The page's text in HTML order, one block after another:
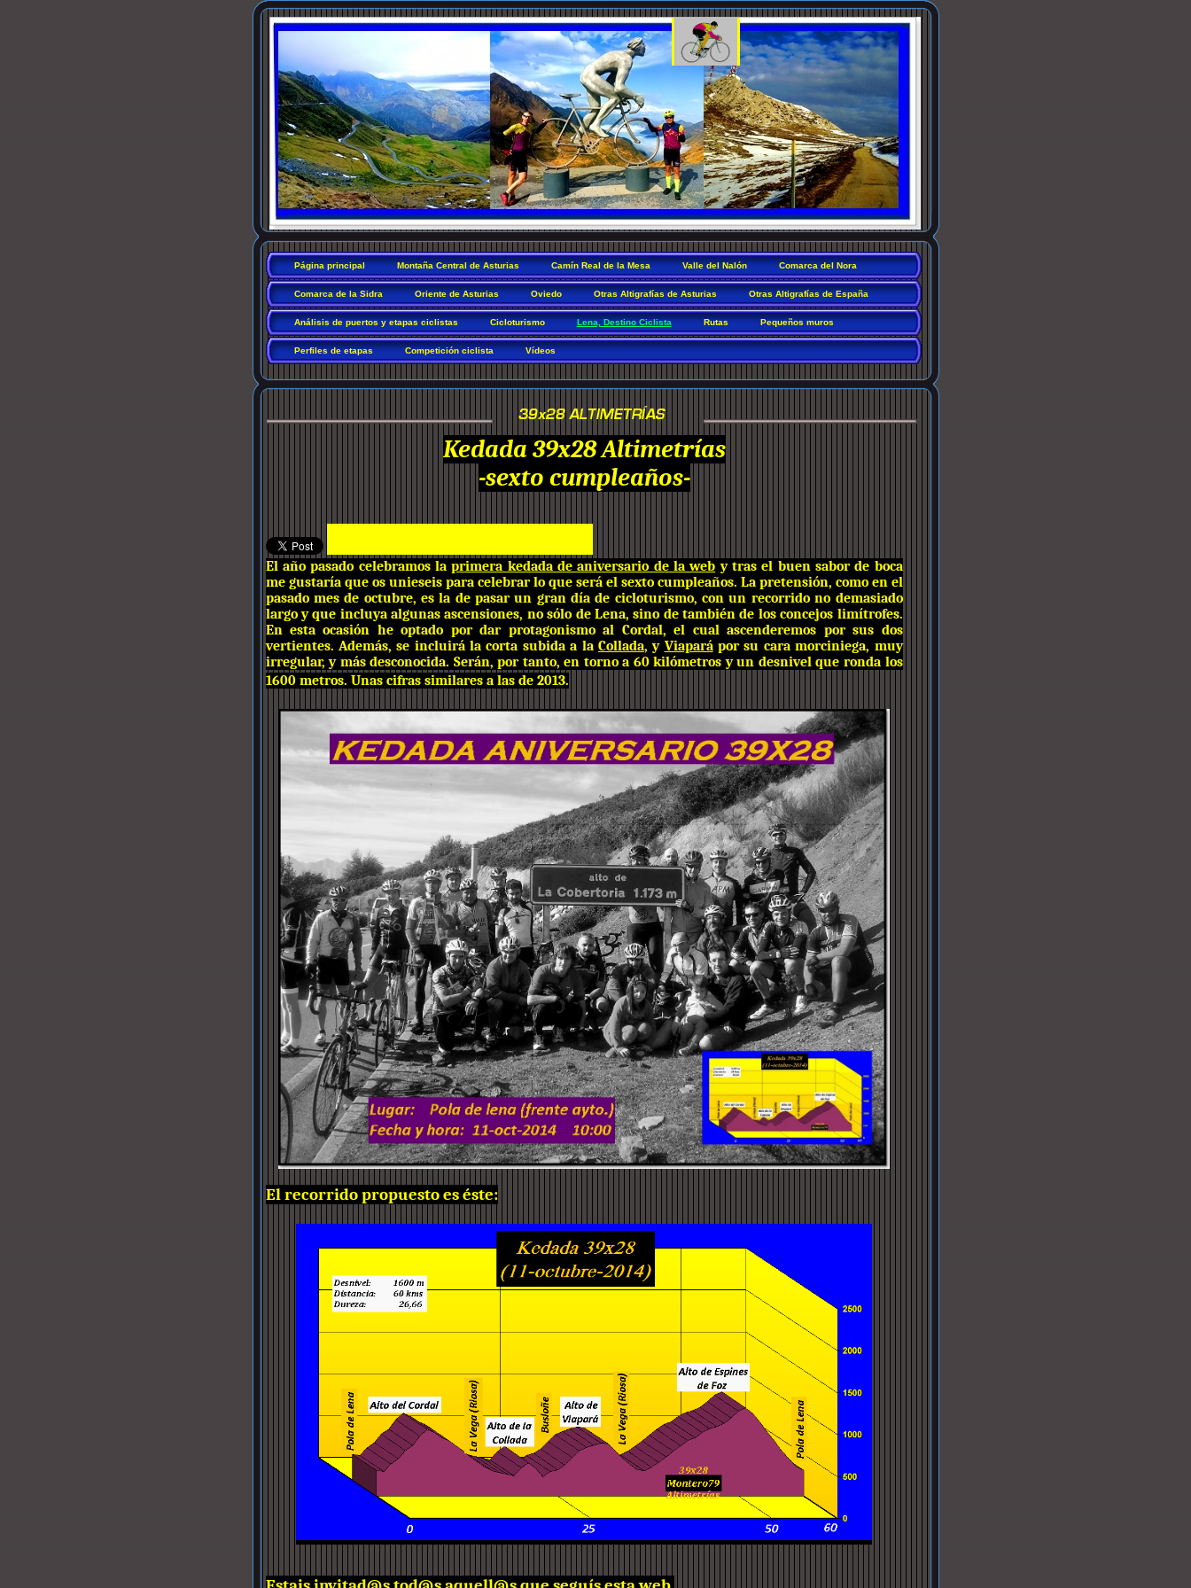
Página principal Montaña Central de Asturias Camín Real de la Mesa Valle del Nalón Comarca del Nora
Comarca de la Sidra Oriente de Asturias Oviedo Otras Altigrafías de Asturias Otras Altigrafías de España
Análisis de puertos y etapas ciclistas Cicloturismo Lena, Destino Ciclista Rutas Pequeños muros
Perfiles de etapas Competición ciclista Vídeos
Kedada 39x28 Altimetrías
-sexto cumpleaños-
El año pasado celebramos laprimera kedada de aniversario de la web y tras el buen sabor de boca
me gustaría que os unieseis para celebrar lo que será el sexto cumpleaños. La pretensión, como en el
pasado mes de octubre, es la de pasar un gran día de cicloturismo, con un recorrido no demasiado
largo y que incluya algunas ascensiones, no sólo de Lena, sino de también de los concejos limítrofes.
En esta ocasión he optado por dar protagonismo al Cordal, el cual ascenderemos por sus dos
vertientes. Además, se incluirá la corta subida a la Collada, y Viaparápor su cara morciniega, muy
irregular, y más desconocida. Serán, por tanto, en torno a 60 kilómetros y un desnivel que ronda los
1600 metros. Unas cifras similares a las de 2013.
El recorrido propuesto es éste: